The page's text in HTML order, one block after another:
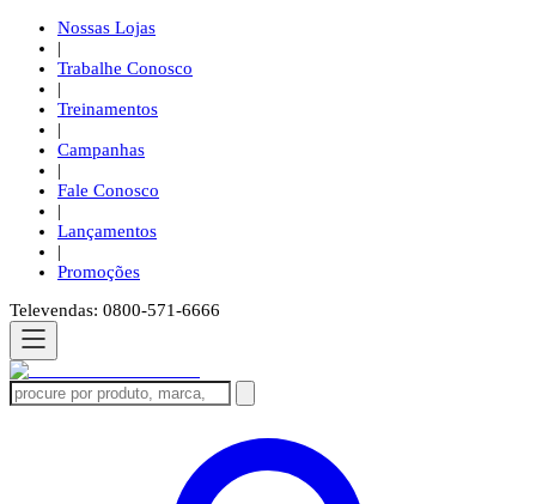
Nossas Lojas
|
Trabalhe Conosco
|
Treinamentos
|
Campanhas
|
Fale Conosco
|
Lançamentos
|
Promoções
Televendas: 0800-571-6666